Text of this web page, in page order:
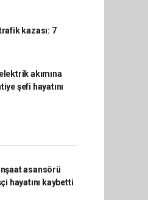
kazası: 7
akımına
şefi hayatını
asansörü
hayatını kaybetti